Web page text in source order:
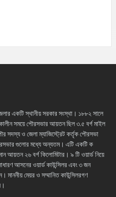
একটি স্থানীয় সরকার সংস্থা। ১৮৮২ সালে
সময়ে পৌরসভার আয়তন ছিল ৩.৫ বর্গ মাইল
সদস্য ও জেলা ম্যাজিস্ট্রেট কর্তৃক পৌরসভা
গুলোর মধ্যে অন্যতম। এটি একটি ক
আয়তন ২৬ বর্গ কিলোমিটার। ৯ টি ওয়ার্ড নিয়ে
আসনের ওয়ার্ড কাউন্সিলর এবং ৩ জন
মাননীয় মেয়র ও সম্মানিত কাউন্সিলরগণ